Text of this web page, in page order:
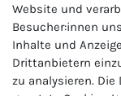
EU-
Nike European
1213 NL Hilversum
Website und
Besucher:innen
Inhalte und
Drittanbietern
zu analysieren.